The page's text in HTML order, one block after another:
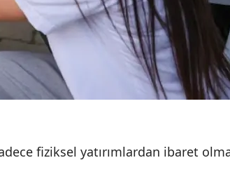
fiziksel yatırımlardan ibaret